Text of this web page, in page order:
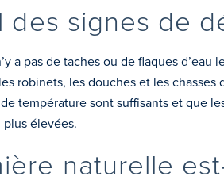
des signes de
a pas de taches ou de flaques
robinets, les douches et les
température sont suffisants et que
plus élevées.
naturelle